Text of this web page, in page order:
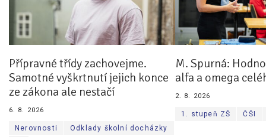
Přípravné třídy zachovejme.
Samotné vyškrtnutí jejich konce
ze zákona ale nestačí
6. 8. 2026
Nerovnosti
Odklady školní docházky
M. Spurná:
alfa a omega
2. 8. 2026
1. stupeň ZŠ ČŠI